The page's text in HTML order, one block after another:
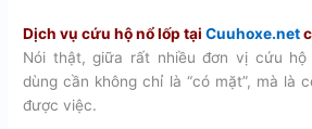
Dịch vụ cứu hộ nổ lốp tạiCuuhoxe.net
Nói thật, giữa rất nhiều đơn vị cứu hộ
dùng cần không chỉ là “có mặt”, mà là
được việc.